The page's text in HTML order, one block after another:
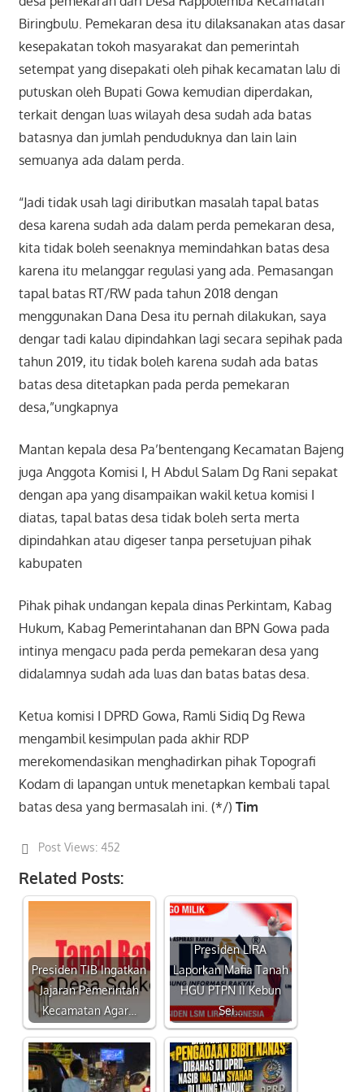
Biringbulu. Pemekaran desa itu dilaksanakan atas dasar
kesepakatan tokoh masyarakat dan pemerintah
setempat yang disepakati oleh pihak kecamatan lalu di
putuskan oleh Bupati Gowa kemudian diperdakan,
terkait dengan luas wilayah desa sudah ada batas
batasnya dan jumlah penduduknya dan lain lain
semuanya ada dalam perda.
“Jadi tidak usah lagi diributkan masalah tapal batas
desa karena sudah ada dalam perda pemekaran desa,
kita tidak boleh seenaknya memindahkan batas desa
karena itu melanggar regulasi yang ada. Pemasangan
tapal batas RT/RW pada tahun 2018 dengan
menggunakan Dana Desa itu pernah dilakukan, saya
dengar tadi kalau dipindahkan lagi secara sepihak pada
tahun 2019, itu tidak boleh karena sudah ada batas
batas desa ditetapkan pada perda pemekaran
desa,”ungkapnya
Mantan kepala desa Pa’bentengang Kecamatan Bajeng
juga Anggota Komisi I, H Abdul Salam Dg Rani sepakat
dengan apa yang disampaikan wakil ketua komisi I
diatas, tapal batas desa tidak boleh serta merta
dipindahkan atau digeser tanpa persetujuan pihak
kabupaten
Pihak pihak undangan kepala dinas Perkintam, Kabag
Hukum, Kabag Pemerintahanan dan BPN Gowa pada
intinya mengacu pada perda pemekaran desa yang
didalamnya sudah ada luas dan batas batas desa.
Ketua komisi I DPRD Gowa, Ramli Sidiq Dg Rewa
mengambil kesimpulan pada akhir RDP
merekomendasikan menghadirkan pihak Topografi
Kodam di lapangan untuk menetapkan kembali tapal
batas desa yang bermasalah ini. (*/) Tim
Post Views: 452
Related Posts:
Presiden TIB Ingatkan
Jajaran Pemerintah
Kecamatan Agar…
Presiden LIRA
Laporkan Mafia Tanah
HGU PTPN II Kebun
Sei…